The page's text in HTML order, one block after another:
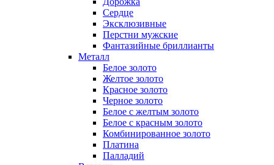
Сердце
Эксклюзивные
Перстни мужские
Фантазийные бриллианты
Металл
Белое золото
Желтое золото
Красное золото
Черное золото
Белое с желтым золото
Белое с красным золото
Комбинированное золото
Платина
Палладий